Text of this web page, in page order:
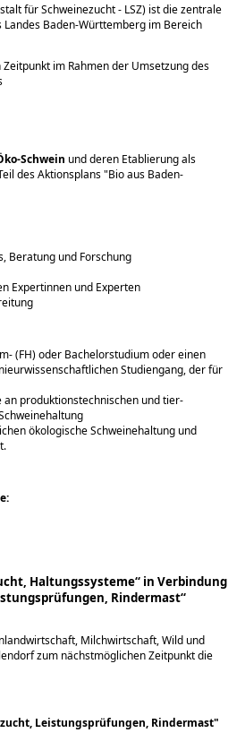
für Schweinezucht - LSZ) ist die zentrale
Baden-Württemberg im Bereich
im Rahmen der Umsetzung des
Schwein und deren Etablierung als
des Aktionsplans Bio aus Baden-
Beratung und Forschung
Expertinnen und Experten
(FH) oder Bachelorstudium oder einen
Studiengang, der für
produktionstechnischen und tier-
ökologische Schweinehaltung und
Haltungssysteme“ in Verbindung
Rindermast“
Milchwirtschaft, Wild und
zum nächstmöglichen Zeitpunkt die
Leistungsprüfungen, Rindermast